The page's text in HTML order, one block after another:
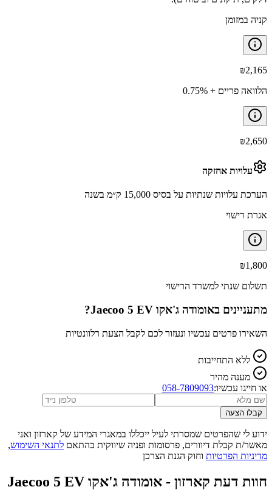
קניה במזומן
₪2,165
הלוואה פריים + 0.75%
₪2,650
עלויות אחזקה
הערכת עלויות שנתיות על בסיס 15,000 ק״מ בשנה
אגרת רישוי
₪1,800
תשלום שנתי למשרד הרישוי
מתעניינים באומודה ג'אקו Jaecoo 5 EV ?
השאירו פרטים עכשיו ונעזור לכם לקבל הצעת רלוונטיות
ללא התחייבות
מענה מהיר
או חייגו עכשיו:058-7809093
קבלו הצעה
ידוע לי שהפרטים שמסרתי לעיל ייכללו במאגרי המידע של קארזון ואני
מאשר/ת קבלת דיוורים, פרסומות ופניה שיווקית בהתאם לתנאי השימוש,
מדיניות הפרטיות וחוק הגנת הצרכן
חוות דעת קארזון - אומודה ג'אקו Jaecoo 5 EV